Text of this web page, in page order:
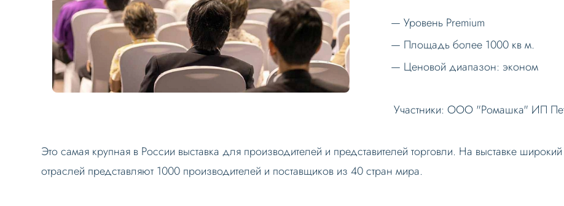
Уровень Premium
Площадь более 1000 кв м.
Ценовой диапазон: эконом
Участники:ООО "Ромашка" ИП
Это самая крупная в России выставка для производителей и представителей торговли. На выставке
отраслей представляют 1000 производителей и поставщиков из 40 стран мира.